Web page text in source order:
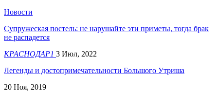
Новости
Супружеская постель: не нарушайте эти приметы, тогда брак
не распадется
КРАСНОДАР1 3 Июл, 2022
Легенды и достопримечательности Большого Утриша
20 Ноя, 2019